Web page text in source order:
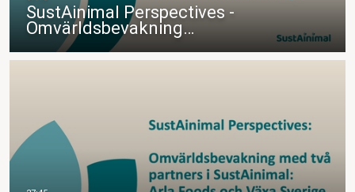
SustAinimal Perspectives -
Omvärldsbevakning…